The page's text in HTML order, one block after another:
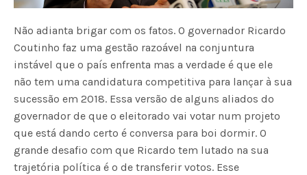
Não adianta brigar com os fatos. O governador Ricardo
Coutinho faz uma gestão razoável na conjuntura
instável que o país enfrenta mas a verdade é que ele
não tem uma candidatura competitiva para lançar à sua
sucessão em 2018. Essa versão de alguns aliados do
governador de que o eleitorado vai votar num projeto
que está dando certo é conversa para boi dormir. O
grande desafio com que Ricardo tem lutado na sua
trajetória política é o de transferir votos. Esse